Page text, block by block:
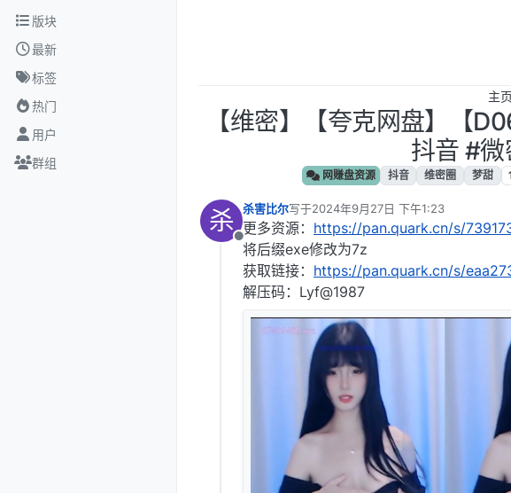
跳转至内容
版块
最新
标签
热门
用户
群组
主页
【维密】‎【夸克网盘】【
抖音 #微
网赚盘资源 抖音 维密圈 梦甜
杀
离线
杀害比尔写于2024年9月27日 下午1:23
最后由 编辑
更多资源： https://pan.quark.cn/s/
将后缀exe修改为7z
获取链接： https://pan.quark.cn/s/
解压码：Lyf@1987